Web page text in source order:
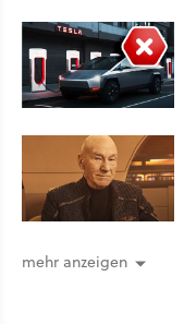
mehr anzeigen